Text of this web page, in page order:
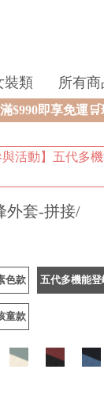
裝類 所有商
2個工作天內火
與活動】五代多
外套-拼接/
色款 五代多機能
童款